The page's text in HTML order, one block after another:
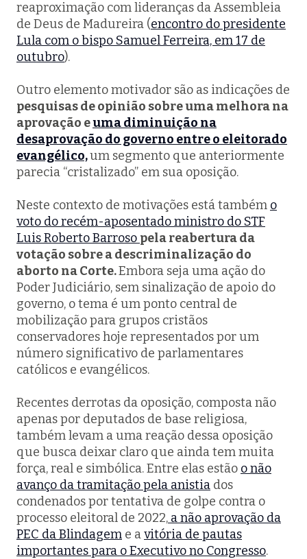
reaproximação com lideranças da Assembleia
de Deus de Madureira (encontro do presidente
Lula com o bispo Samuel Ferreira, em 17 de
outubro).
Outro elemento motivador são as indicações de
pesquisas de opinião sobre uma melhora na
aprovação euma diminuição na
desaprovação do governo entre o eleitorado
evangélico,um segmento que anteriormente
parecia “cristalizado” em sua oposição.
Neste contexto de motivações está também o
voto do recém-aposentado ministro do STF
Luis Roberto Barroso pela reabertura da
votação sobre a descriminalização do
aborto na Corte.Embora seja uma ação do
Poder Judiciário, sem sinalização de apoio do
governo, o tema é um ponto central de
mobilização para grupos cristãos
conservadores hoje representados por um
número significativo de parlamentares
católicos e evangélicos.
Recentes derrotas da oposição, composta não
apenas por deputados de base religiosa,
também levam a uma reação dessa oposição
que busca deixar claro que ainda tem muita
força, real e simbólica. Entre elas estão o não
avanço da tramitação pela anistia dos
condenados por tentativa de golpe contra o
processo eleitoral de 2022, a não aprovação da
PEC da Blindagem e avitória de pautas
importantes para o Executivo no Congresso.